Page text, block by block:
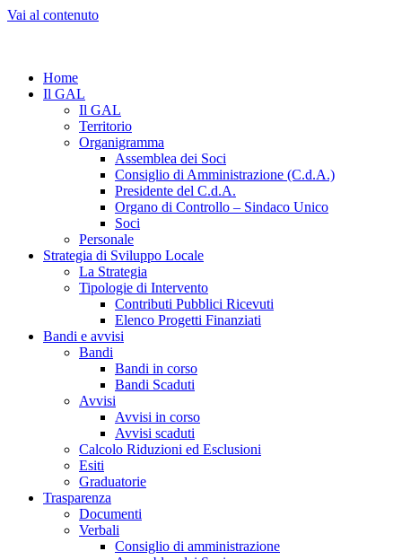
Vai al contenuto
Home
Il GAL
Il GAL
Territorio
Organigramma
Assemblea dei Soci
Consiglio di Amministrazione (C.d.A.)
Presidente del C.d.A.
Organo di Controllo – Sindaco Unico
Soci
Personale
Strategia di Sviluppo Locale
La Strategia
Tipologie di Intervento
Contributi Pubblici Ricevuti
Elenco Progetti Finanziati
Bandi e avvisi
Bandi
Bandi in corso
Bandi Scaduti
Avvisi
Avvisi in corso
Avvisi scaduti
Calcolo Riduzioni ed Esclusioni
Esiti
Graduatorie
Trasparenza
Documenti
Verbali
Consiglio di amministrazione